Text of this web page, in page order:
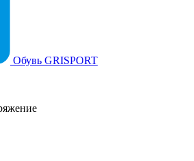
Обувь GRISPORT